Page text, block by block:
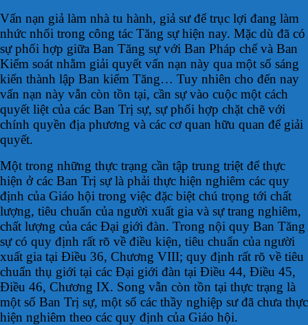
Vấn nạn giả làm nhà tu hành, giả sư để trục lợi đang làm
nhức nhối trong công tác Tăng sự hiện nay. Mặc dù đã có
sự phối hợp giữa Ban Tăng sự với Ban Pháp chế và Ban
Kiểm soát nhằm giải quyết vấn nạn này qua một số sáng
kiến thành lập Ban kiểm Tăng… Tuy nhiên cho đến nay
vấn nạn này vẫn còn tồn tại, cần sự vào cuộc một cách
quyết liệt của các Ban Trị sự, sự phối hợp chặt chẽ với
chính quyền địa phương và các cơ quan hữu quan để giải
quyết.
Một trong những thực trạng cần tập trung triệt để thực
hiện ở các Ban Trị sự là phải thực hiện nghiêm các quy
định của Giáo hội trong việc đặc biệt chú trọng tới chất
lượng, tiêu chuẩn của người xuất gia và sự trang nghiêm,
chất lượng của các Đại giới đàn. Trong nội quy Ban Tăng
sự có quy định rất rõ về điều kiện, tiêu chuẩn của người
xuất gia tại Điều 36, Chương VIII; quy định rất rõ về tiêu
chuẩn thụ giới tại các Đại giới đàn tại Điều 44, Điều 45,
Điều 46, Chương IX. Song vẫn còn tồn tại thực trạng là
một số Ban Trị sự, một số các thầy nghiệp sư đã chưa thực
hiện nghiêm theo các quy định của Giáo hội.